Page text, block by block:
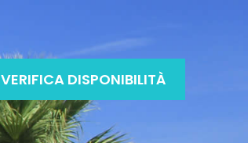
VERIFICA DISPONIBILITÀ